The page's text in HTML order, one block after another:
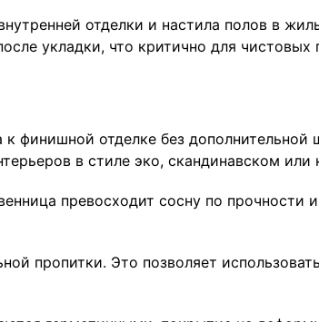
отделки и настила полов в
укладки, что критично для чистовых
к финишной отделке без дополнительной
в стиле эко, скандинавском или
превосходит сосну по прочности
пропитки. Это позволяет